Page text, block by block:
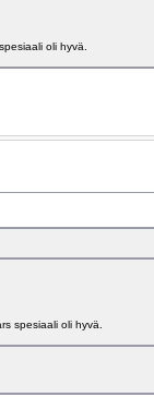
oli hyvä.
spesiaali oli hyvä.